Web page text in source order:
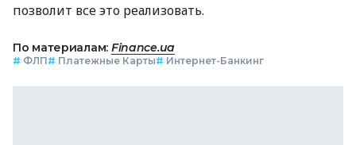
позволит все это реализовать.
По материалам: Finance.ua
# ФЛП# Платежные Карты# Интернет-Банкинг